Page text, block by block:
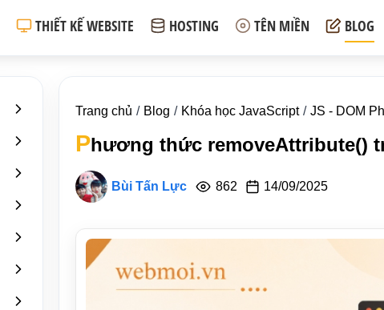
THIẾT KẾ WEBSITE HOSTING TÊN MIỀN BLOG
Trang chủ Blog Khóa học JavaScript JS - DOM
Phương thức removeAttribute()
Bùi Tấn Lực 862 14/09/2025